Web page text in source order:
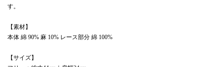
す。
【素材】
本体 綿 90% 麻 10% レース部分 綿 100%
【サイズ】